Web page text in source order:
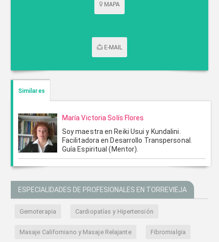
MAPA
E-MAIL
Similares
María Victoria Solís Flores
Soy maestra en Reiki Usui y Kundalini.
Facilitadora en Desarrollo Transpersonal.
Guía Espiritual (Mentor).
ESPECIALIDADES DE PROFESIONALES EN TORREVIEJA
Gemoterapia Cardiopatías y Hipertensión
Masaje Californiano y Masaje Relajante Fibromialgia